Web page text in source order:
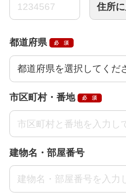
都道府県 必須
市区町村・番地 必須
建物名・部屋番号